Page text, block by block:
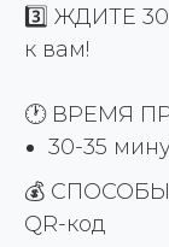
3️⃣ ЖДИТЕ
к вам!
🕐 ВРЕМЯ
30-35
💰 СПОСОБЫ
QR-код